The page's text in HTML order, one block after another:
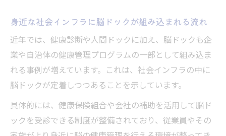
説
身近な社会インフラに脳ドックが組み込まれる流れ
近年では、健康診断や人間ドックに加え、脳ドックも企
業や自治体の健康管理プログラムの一部として組み込ま
れる事例が増えています。これは、社会インフラの中に
脳ドックが定着しつつあることを示しています。
具体的には、健康保険組合や会社の補助を活用して脳ド
ックを受診できる制度が整備されており、従業員やその